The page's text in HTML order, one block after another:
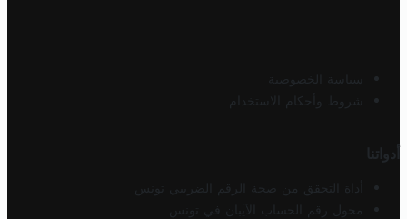
سياسة الخصوصية
شروط وأحكام الاستخدام
أدواتنا
أداة التحقق من صحة الرقم الضريبي تونس
محول رقم الحساب الآيبان في تونس